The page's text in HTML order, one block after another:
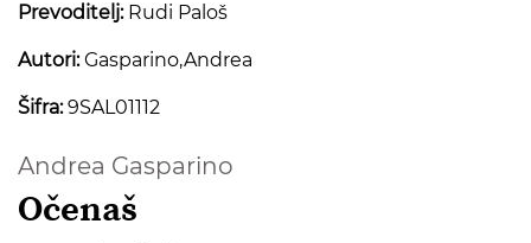
Prevoditelj:Rudi Paloš
Autori:Gasparino,Andrea
Šifra:9SAL01112
Andrea Gasparino
Očenaš